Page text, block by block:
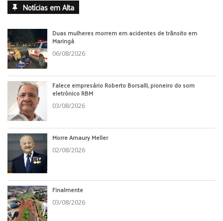
Notícias em Alta
Duas mulheres morrem em acidentes de trânsito em
Maringá
06/08/2026
Falece empresário Roberto Borsalli, pioneiro do som
eletrônico RBM
03/08/2026
Morre Amaury Meller
02/08/2026
Finalmente
03/08/2026